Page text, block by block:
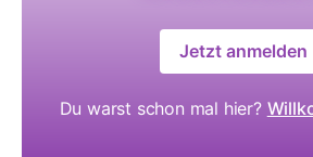
Jetzt anmelden
Du warst schon mal hier?